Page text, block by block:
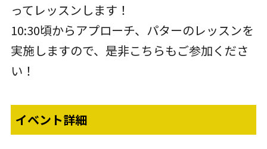
ってレッスンします！
10:30頃からアプローチ、パターのレッスンを
実施しますので、是非こちらもご参加くださ
い！
イベント詳細